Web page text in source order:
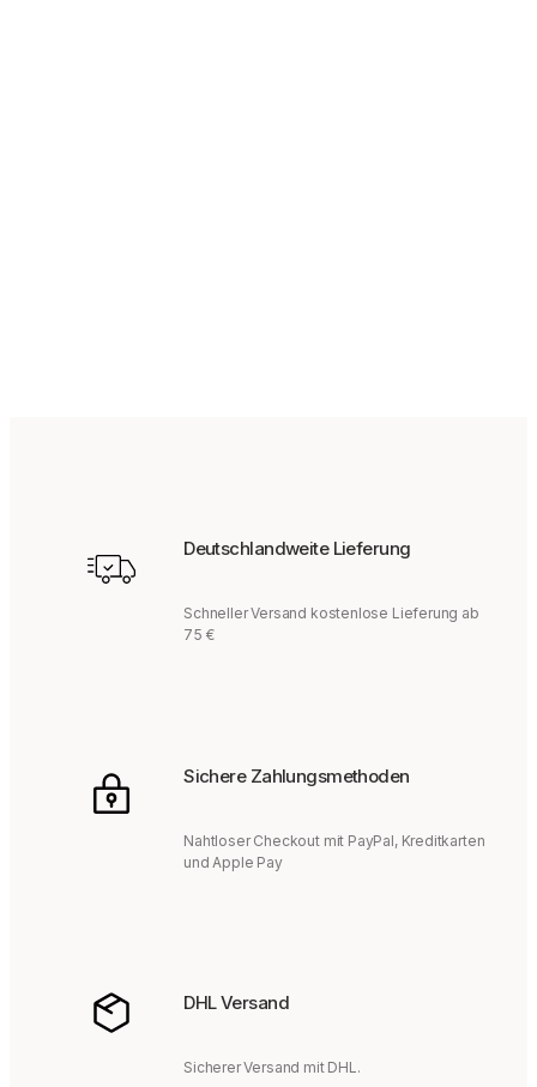
Deutschlandweite Lieferung
Schneller Versand kostenlose Lieferung ab
75 €
Sichere Zahlungsmethoden
Nahtloser Checkout mit PayPal, Kreditkarten
und Apple Pay
DHL Versand
Sicherer Versand mit DHL.